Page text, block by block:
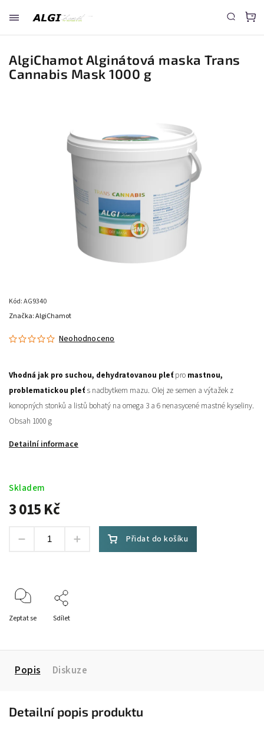
AlgiChamot Alginátová maska Trans
Cannabis Mask 1000 g
Kód:AG9340
Neohodnoceno
Vhodná jak pro suchou, dehydratovanou pleť pro mastnou,
problematickou pleť s nadbytkem mazu. Olej ze semen a výtažek z
konopných stonků a listů bohatý na omega 3 a 6 nenasycené mastné kyseliny.
Obsah 1000 g
Detailní informace
Značka:AlgiChamot
3 015 Kč
Skladem
Přidat do košíku
Zeptat se Sdílet
Popis Diskuze
Detailní popis produktu